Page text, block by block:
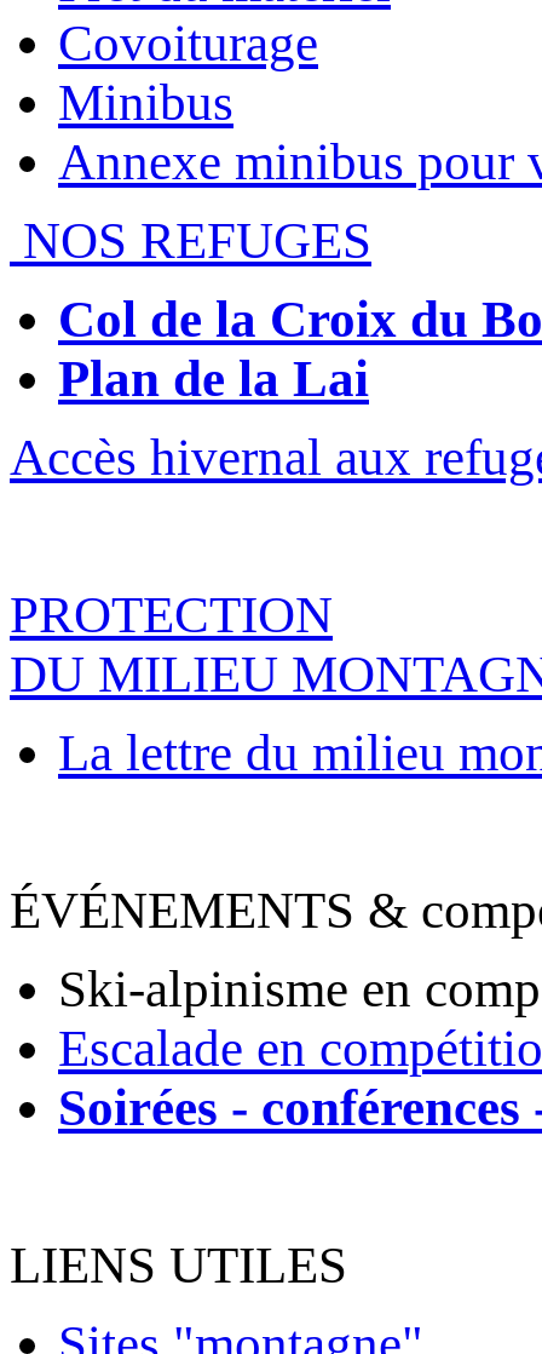
Covoiturage
Minibus
Annexe minibus pour
NOS REFUGES
Col de la Croix du
Plan de la Lai
Accès hivernal aux
PROTECTION
DU MILIEU
La lettre du milieu
ÉVÉNEMENTS &
Ski-alpinisme en
Escalade en
Soirées - conférences
LIENS UTILES